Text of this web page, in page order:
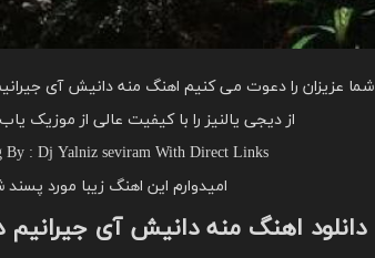
شما عزیزان را دعوت می کنیم اهنگ منه دانیش آی
از دیجی یالنیز را با کیفیت عالی از موزیک
By : Dj Yalniz seviram With Direct Links
امیدوارم این اهنگ زیبا مورد پسند
دانلود اهنگ منه دانیش آی جیرانیم